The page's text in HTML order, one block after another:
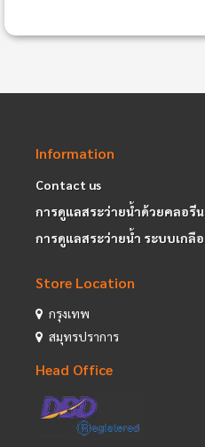
Information
Contact us
การดูแลสระว่ายน้ำด้วยคลอรีน
การดูแลสระว่ายน้ำ ระบบเกลือ
Store Location
กรุงเทพ
สมุทรปราการ
Head Office